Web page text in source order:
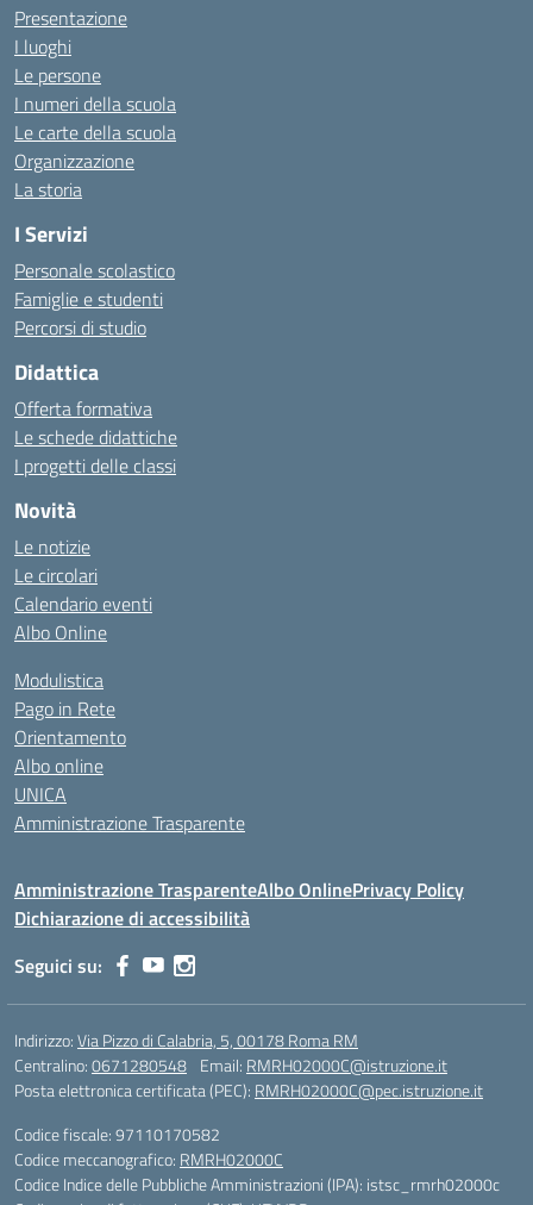
Presentazione
I luoghi
Le persone
I numeri della scuola
Le carte della scuola
Organizzazione
La storia
I Servizi
Personale scolastico
Famiglie e studenti
Percorsi di studio
Didattica
Offerta formativa
Le schede didattiche
I progetti delle classi
Novità
Le notizie
Le circolari
Calendario eventi
Albo Online
Modulistica
Pago in Rete
Orientamento
Albo online
UNICA
Amministrazione Trasparente
Amministrazione TrasparenteAlbo OnlinePrivacy Policy
Dichiarazione di accessibilità
Seguici su:
Indirizzo:Via Pizzo di Calabria, 5, 00178 Roma RM
Centralino:0671280548 Email: RMRH02000C@istruzione.it
Posta elettronica certificata (PEC): RMRH02000C@pec.istruzione.it
Codice fiscale: 97110170582
Codice meccanografico: RMRH02000C
Codice Indice delle Pubbliche Amministrazioni (IPA): istsc_rmrh02000c